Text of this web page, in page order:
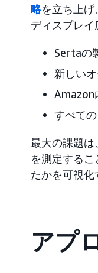
略を立ち上げ
ディスプレイ
Sertaの
新しい
Amazon
すべて
最大の課題は
を測定する
たかを可視化
アプ